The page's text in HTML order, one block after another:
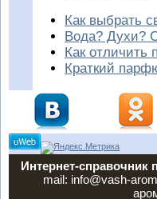
Как выбрать
Вода? Духи?
Как
Краткий
Интернет-
mail: info@vash-